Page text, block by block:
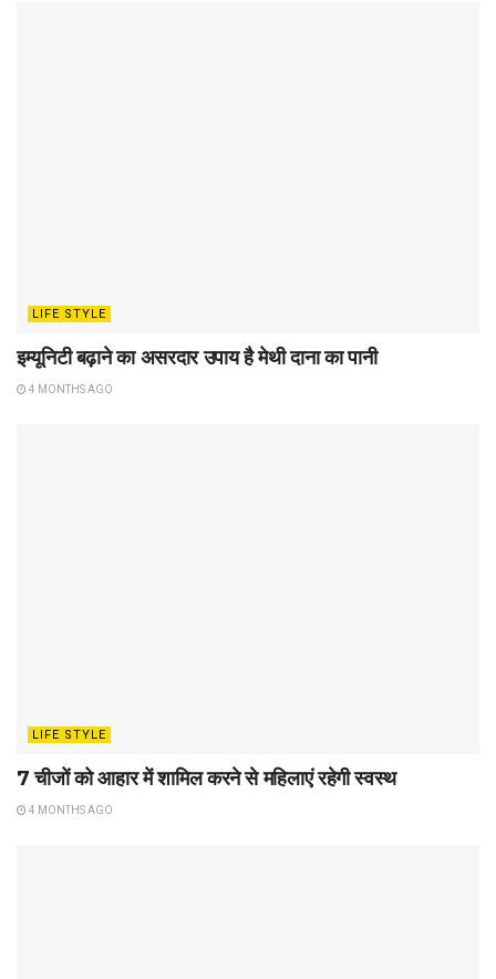
LIFE STYLE
इम्यूनिटी बढ़ाने का असरदार उपाय है मेथी दाना का पानी
4 MONTHS AGO
LIFE STYLE
7 चीजों को आहार में शामिल करने से महिलाएं रहेगी स्वस्थ
4 MONTHS AGO